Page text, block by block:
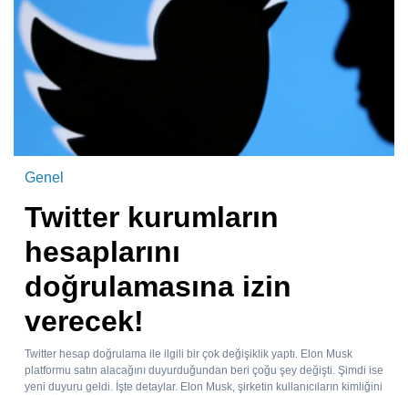
Genel
Twitter kurumların
hesaplarını
doğrulamasına izin
verecek!
Twitter hesap doğrulama ile ilgili bir çok değişiklik yaptı. Elon Musk
platformu satın alacağını duyurduğundan beri çoğu şey değişti. Şimdi ise
yeni duyuru geldi. İşte detaylar. Elon Musk, şirketin kullanıcıların kimliğini